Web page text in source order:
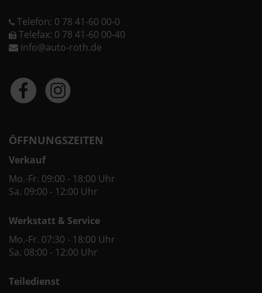
Telefon: 0 78 41-60 00-0
Telefax: 0 78 41-60 00-40
info@auto-roth.de
ÖFFNUNGSZEITEN
Verkauf
Mo.-Fr. 09:00 - 18:00 Uhr
Sa. 09:00 - 12:00 Uhr
Werkstatt & Service
Mo.-Fr. 07:30 - 18:00 Uhr
Sa. 08:00 - 12:00 Uhr
Teiledienst